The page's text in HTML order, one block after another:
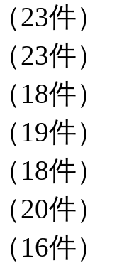
（23件）
（23件）
（18件）
（19件）
（18件）
（20件）
（16件）